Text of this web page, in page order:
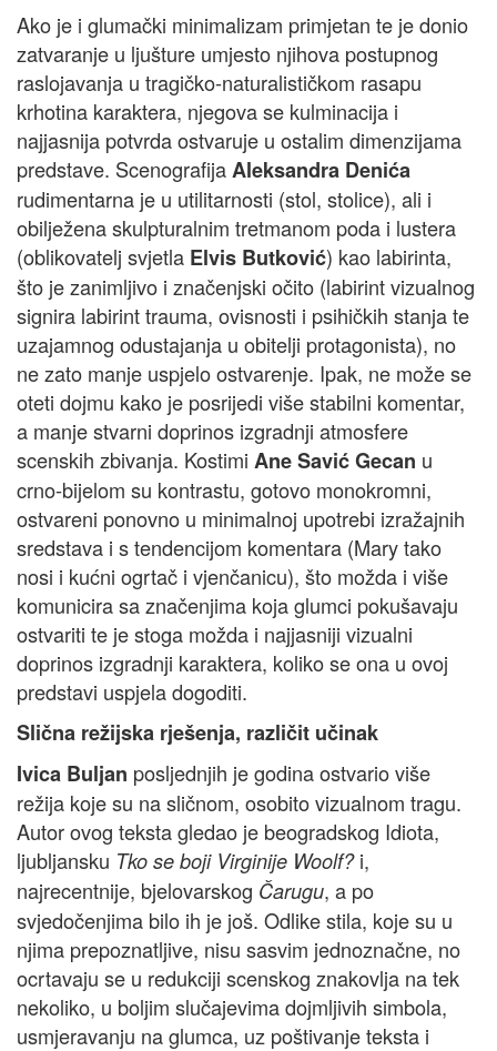
Ako je i glumački minimalizam primjetan te je donio
zatvaranje u ljušture umjesto njihova postupnog
raslojavanja u tragičko-naturalističkom rasapu
krhotina karaktera, njegova se kulminacija i
najjasnija potvrda ostvaruje u ostalim dimenzijama
predstave. ScenografijaAleksandra Denića
rudimentarna je u utilitarnosti (stol, stolice), ali i
obilježena skulpturalnim tretmanom poda i lustera
(oblikovatelj svjetla Elvis Butković) kao labirinta,
što je zanimljivo i značenjski očito (labirint vizualnog
signira labirint trauma, ovisnosti i psihičkih stanja te
uzajamnog odustajanja u obitelji protagonista), no
ne zato manje uspjelo ostvarenje. Ipak, ne može se
oteti dojmu kako je posrijedi više stabilni komentar,
a manje stvarni doprinos izgradnji atmosfere
scenskih zbivanja. Kostimi Ane Savić Gecan u
crno-bijelom su kontrastu, gotovo monokromni,
ostvareni ponovno u minimalnoj upotrebi izražajnih
sredstava i s tendencijom komentara (Mary tako
nosi i kućni ogrtač i vjenčanicu), što možda i više
komunicira sa značenjima koja glumci pokušavaju
ostvariti te je stoga možda i najjasniji vizualni
doprinos izgradnji karaktera, koliko se ona u ovoj
predstavi uspjela dogoditi.
Slična režijska rješenja, različit učinak
Ivica Buljan posljednjih je godina ostvario više
režija koje su na sličnom, osobito vizualnom tragu.
Autor ovog teksta gledao je beogradskog Idiota,
ljubljansku Tko se boji Virginije Woolf?i,
najrecentnije, bjelovarskog Čarugu, a po
svjedočenjima bilo ih je još. Odlike stila, koje su u
njima prepoznatljive, nisu sasvim jednoznačne, no
ocrtavaju se u redukciji scenskog znakovlja na tek
nekoliko, u boljim slučajevima dojmljivih simbola,
usmjeravanju na glumca, uz poštivanje teksta i